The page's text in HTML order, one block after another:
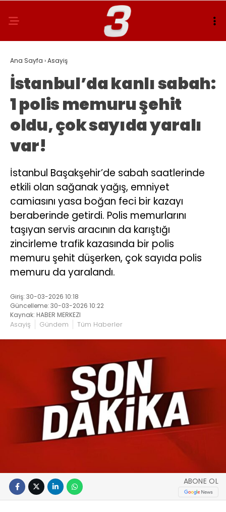
Ana Sayfa ›Asayiş
İstanbul’da kanlı sabah:
1 polis memuru şehit
oldu, çok sayıda yaralı
var!
İstanbul Başakşehir’de sabah saatlerinde
etkili olan sağanak yağış, emniyet
camiasını yasa boğan feci bir kazayı
beraberinde getirdi. Polis memurlarını
taşıyan servis aracının da karıştığı
zincirleme trafik kazasında bir polis
memuru şehit düşerken, çok sayıda polis
memuru da yaralandı.
Giriş: 30-03-2026 10:18
Güncelleme: 30-03-2026 10:22
Kaynak: HABER MERKEZI
Asayiş Gündem Tüm Haberler
ABONE OL